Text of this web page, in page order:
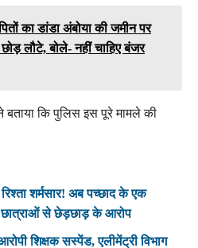
का डांडा अंबोया की जमीन पर
लौटे, बोले- नहीं चाहिए बंजर
बताया कि पुलिस इस पूरे मामले की
शर्मसार! अब पच्छाद के एक
से छेड़छाड़ के आरोप
शिक्षक सस्पेंड, एलीमेंट्री विभाग